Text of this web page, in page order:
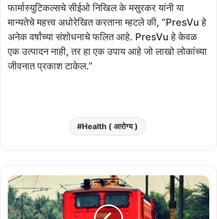
फार्मास्युटिकल्सचे सीईओ निखिल के मसुरकर यांनी या
मान्यतेचे महत्त्व अधोरेखित करताना म्हटले की, “PresVu हे
अनेक वर्षांच्या संशोधनाचे फलित आहे. PresVu हे केवळ
एक उत्पादन नाही, तर हा एक उपाय आहे जो लाखो लोकांच्या
जीवनात प्रकाश टाकेल.”
Health ( आरोग्य )
शंभर
वर्षांची
प्रतीक्षा
संपली,